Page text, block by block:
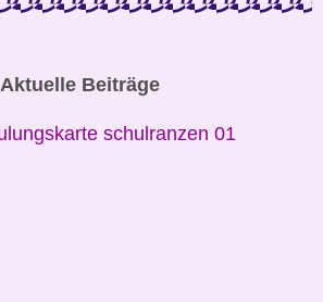
Aktuelle Beiträge